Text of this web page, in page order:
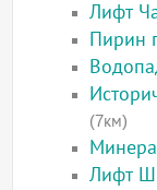
Лифт
Пирин
(7км)
Лифт